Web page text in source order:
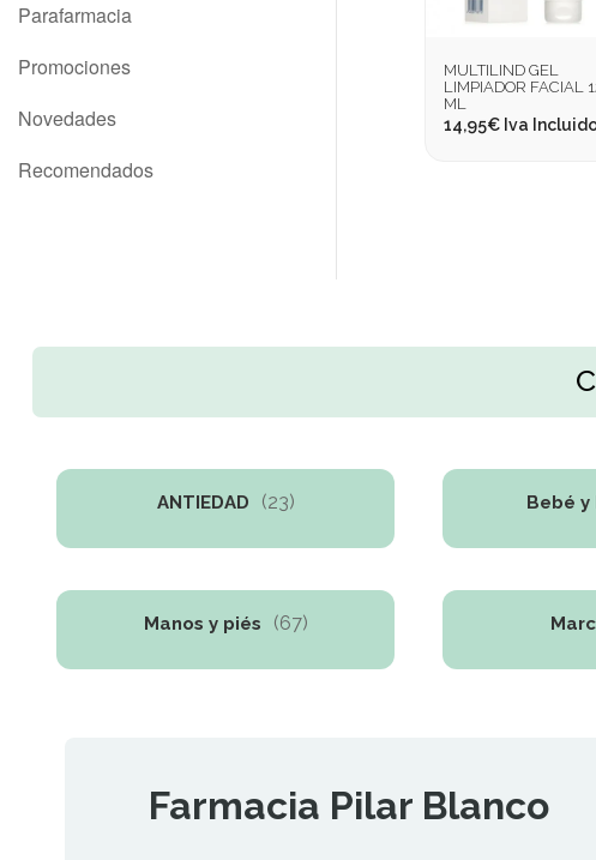
Parafarmacia
Promociones
Novedades
Recomendados
MULTILIND GEL
LIMPIADOR FACIAL
ML
14,95€ Iva
ANTIEDAD (23) Bebé y
Manos y piés (67)
Farmacia Pilar Blanco